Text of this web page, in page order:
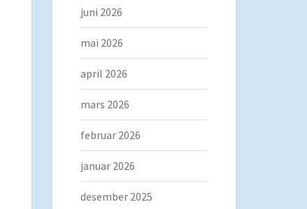
juni 2026
mai 2026
april 2026
mars 2026
februar 2026
januar 2026
desember 2025